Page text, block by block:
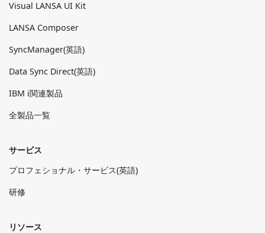
Visual LANSA UI Kit
LANSA Composer
SyncManager(英語)
Data Sync Direct(英語)
IBM i関連製品
全製品一覧
サービス
プロフェショナル・サービス(英語)
研修
リソース